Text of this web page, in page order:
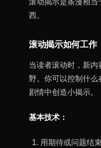
西。
滚动揭示如何工作
当读者滚动时，新
野。你可以控制什
剧情中创造小揭示。
基本技术：
用期待或问题结